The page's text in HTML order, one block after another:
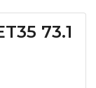
73.1